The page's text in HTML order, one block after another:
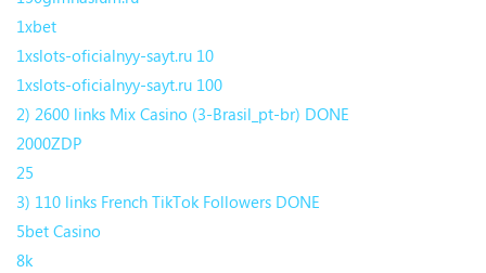
1xbet
1xslots-oficialnyy-sayt.ru 10
1xslots-oficialnyy-sayt.ru 100
2) 2600 links Mix Casino (3-Brasil_pt-br) DONE
2000ZDP
25
3) 110 links French TikTok Followers DONE
5bet Casino
8k